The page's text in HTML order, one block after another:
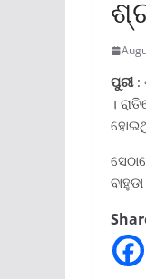
ପୁରୀ:
।